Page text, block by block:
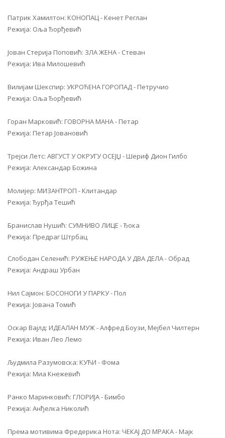
Патрик Хамилтон: КОНОПАЦ - Кенет Реглан
Режија: Оља Ђорђевић
Јован Стерија Поповић: ЗЛА ЖЕНА - Стеван
Режија: Ива Милошевић
Вилијам Шекспир: УКРОЋЕНА ГОРОПАД - Петручио
Режија: Оља Ђорђевић
Горан Марковић: ГОВОРНА МАНА - Петар
Режија: Петар Јовановић
Трејси Летс: АВГУСТ У ОКРУГУ ОСЕЈЏ - Шериф Дион Гилбо
Режија: Александар Божина
Молијер: МИЗАНТРОП - Клитандар
Режија: Ђурђа Тешић
Бранислав Нушић: СУМНИВО ЛИЦЕ - Ђока
Режија: Предраг Штрбац
Слободан Селенић: РУЖЕЊЕ НАРОДА У ДВА ДЕЛА - Обрад
Режија: Андраш Урбан
Нил Сајмон: БОСОНОГИ У ПАРКУ - Пол
Режија: Јована Томић
Оскар Вајлд: ИДЕАЛАН МУЖ - Алфред Боузи, Мејбел Чилтерн
Режија: Иван Лео Лемо
Људмила Разумовска: КУЋИ - Фома
Режија: Миа Кнежевић
Ранко Маринковић: ГЛОРИЈА - Бимбо
Режија: Анђелка Николић
Према мотивима Фредерика Нота: ЧЕКАЈ ДО МРАКА - Мајк